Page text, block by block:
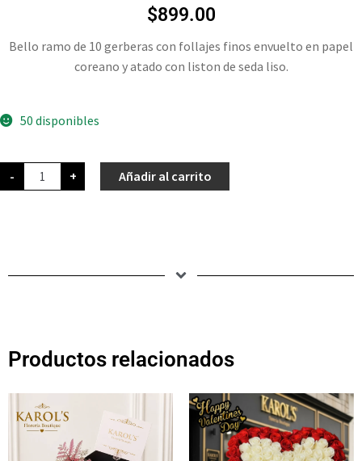
$899.00
Bello ramo de 10 gerberas con follajes finos envuelto en papel
coreano y atado con liston de seda liso.
50 disponibles
- + Añadir al carrito
Productos relacionados